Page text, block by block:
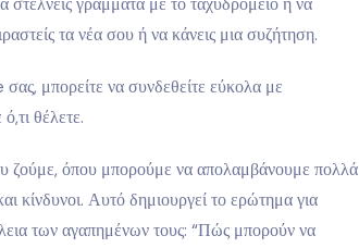
τα νέα σου ή να κάνεις μια συζήτηση.
μπορείτε να συνδεθείτε εύκολα με
θέλετε.
ζούμε, όπου μπορούμε να απολαμβάνουμε πολλά
κίνδυνοι. Αυτό δημιουργεί το ερώτημα για
των αγαπημένων τους: “Πώς μπορούν να